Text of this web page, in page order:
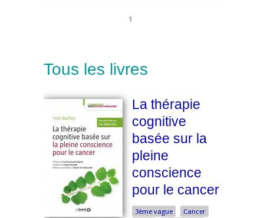
1
Tous les livres
La thérapie
cognitive
basée sur la
pleine
conscience
pour le cancer
3ème vague
Cancer